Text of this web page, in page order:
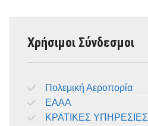
Χρήσιμοι Σύνδεσμοι
Πολεμική Αεροπορία
ΕΑΑΑ
ΚΡΑΤΙΚΕΣ ΥΠΗΡΕΣΙΕΣ